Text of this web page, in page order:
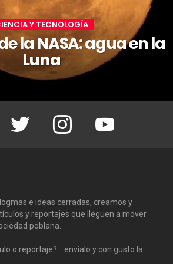
Y TECNOLOGÍA
la NASA: agua en la
Luna
Twitter Instagram Youtube
e ideas cerradas, creamos y
y reportajes que lleguen a mover
poblana.
o reportaje?… envíalo y con gusto la